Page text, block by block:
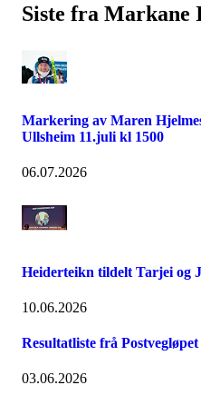
Siste fra Markane
Markering av Maren
Ullsheim 11.juli kl 1500
06.07.2026
Heiderteikn tildelt Tarjei og
10.06.2026
Resultatliste frå Postvegløpet
03.06.2026